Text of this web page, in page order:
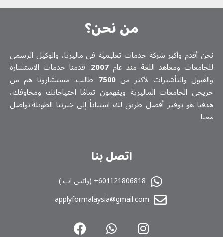
من نحن؟
نحن أقدم وأكبر شركة خدمات تعلیمیة في ماليزيا، والوكيل الرسمي
للجامعات ومعاهد اللغة منذ عام 2007. قدمنا خدمات الاستشارة
والقبول والتأشيرات لأكثر من7500 طالب. مستشارونا هم من
خريجي الجامعات الماليزية ويفهمون تمامًا احتياجاتك ومخاوفك،
هدفنا هو توفير أفضل طريق لك استناداً إلى خبرتنا الطويلة.تواصل
معنا
اتصل بنا
601121806818+ (واتس اپ )
applyformalaysia@gmail.com